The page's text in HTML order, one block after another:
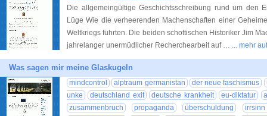
Die allgemeingültige Geschichtsschreibung rund um den
Lüge Wie die verheerenden Machenschaften einer
Weltkriegs führten. Die beiden schottischen Historiker Jim
jahrelanger unermüdlicher Recherchearbeit auf … ... mehr
Was sagen mir meine Glaskugeln
mindcontrol alptraum germanistan der neue faschismus
unke
deutschland exit deutsche krankheit eu-diktatur
zusammenbruch
propaganda überschuldung